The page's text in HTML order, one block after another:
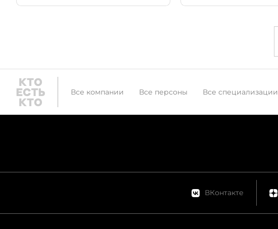
Все компании Все персоны Все специализации
ВКонтакте